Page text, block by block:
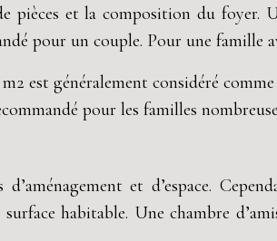
pièces et la composition du
pour un couple. Pour une famille
est généralement considéré
pour les familles
et d’espace.
habitable. Une chambre